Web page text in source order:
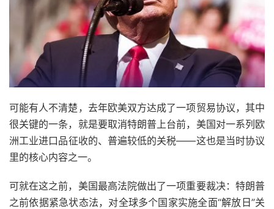
可能有人不清楚，去年欧美双方达成了一项贸易协议，其中
很关键的一条，就是要取消特朗普上台前，美国对一系列欧
洲工业进口品征收的、普遍较低的关税——这也是当时协议
里的核心内容之一。
可就在这之前，美国最高法院做出了一项重要裁决：特朗普
之前依据紧急状态法，对全球多个国家实施全面“解放日”关